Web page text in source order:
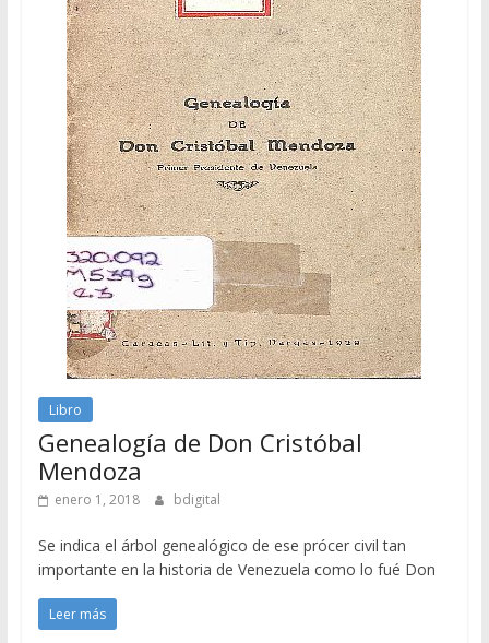
Libro
Genealogía de Don Cristóbal
Mendoza
enero 1, 2018 bdigital
Se indica el árbol genealógico de ese prócer civil tan
importante en la historia de Venezuela como lo fué Don
Leer más